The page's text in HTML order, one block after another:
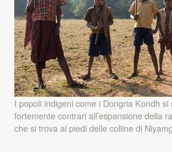
I popoli indigeni come i Dongria Kondh si
fortemente contrari all’espansione della
che si trova ai piedi delle colline di